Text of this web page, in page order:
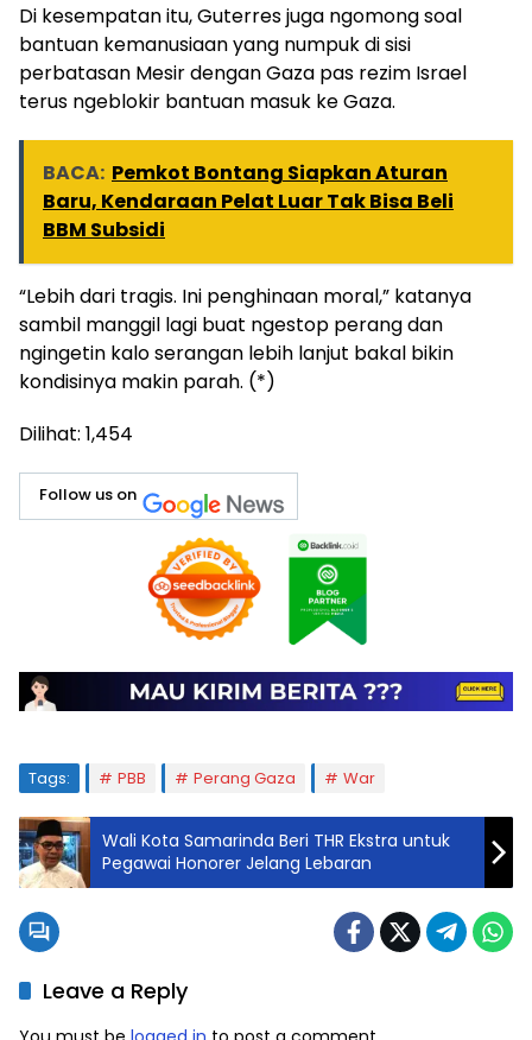
Di kesempatan itu, Guterres juga ngomong soal
bantuan kemanusiaan yang numpuk di sisi
perbatasan Mesir dengan Gaza pas rezim Israel
terus ngeblokir bantuan masuk ke Gaza.
BACA: Pemkot Bontang Siapkan Aturan
Baru, Kendaraan Pelat Luar Tak Bisa Beli
BBM Subsidi
“Lebih dari tragis. Ini penghinaan moral,” katanya
sambil manggil lagi buat ngestop perang dan
ngingetin kalo serangan lebih lanjut bakal bikin
kondisinya makin parah. (*)
Dilihat: 1,454
Follow us on
Tags: PBB Perang Gaza War
Wali Kota Samarinda Beri THR Ekstra untuk
Pegawai Honorer Jelang Lebaran
Leave a Reply